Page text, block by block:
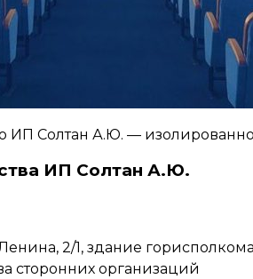
ИП Солтан А.Ю. —
ИП Солтан А.Ю.
2/1, здание
сторонних организаций